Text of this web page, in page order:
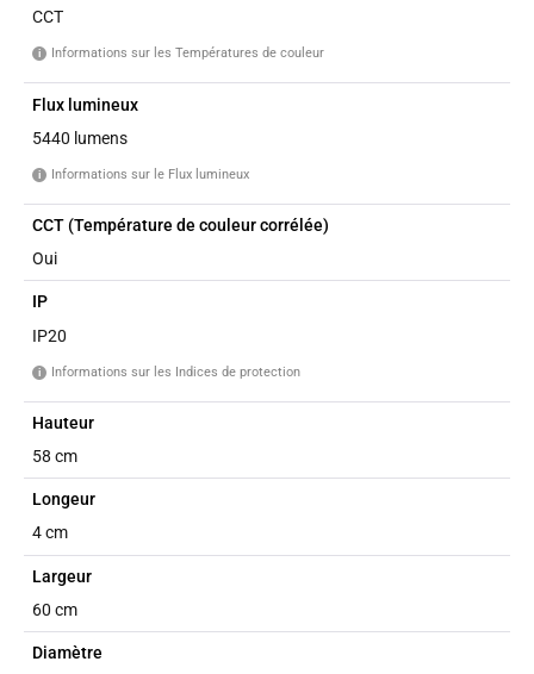
CCT
i Informations sur les Températures de couleur
Flux lumineux
5440 lumens
i Informations sur le Flux lumineux
CCT (Température de couleur corrélée)
Oui
IP
IP20
i Informations sur les Indices de protection
Hauteur
58 cm
Longeur
4 cm
Largeur
60 cm
Diamètre